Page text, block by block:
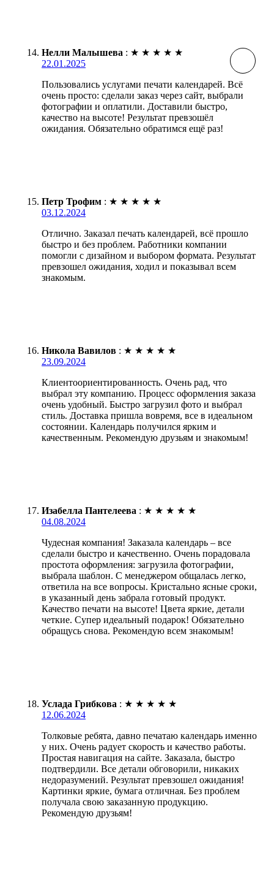
Нелли Малышева : ★ ★ ★ ★ ★
22.01.2025
Пользовались услугами печати календарей. Всё
очень просто: сделали заказ через сайт, выбрали
фотографии и оплатили. Доставили быстро,
качество на высоте! Результат превзошёл
ожидания. Обязательно обратимся ещё раз!
Петр Трофим : ★ ★ ★ ★ ★
03.12.2024
Отлично. Заказал печать календарей, всё прошло
быстро и без проблем. Работники компании
помогли с дизайном и выбором формата. Результат
превзошел ожидания, ходил и показывал всем
знакомым.
Никола Вавилов : ★ ★ ★ ★ ★
23.09.2024
Клиентоориентированность. Очень рад, что
выбрал эту компанию. Процесс оформления заказа
очень удобный. Быстро загрузил фото и выбрал
стиль. Доставка пришла вовремя, все в идеальном
состоянии. Календарь получился ярким и
качественным. Рекомендую друзьям и знакомым!
Изабелла Пантелеева : ★ ★ ★ ★ ★
04.08.2024
Чудесная компания! Заказала календарь – все
сделали быстро и качественно. Очень порадовала
простота оформления: загрузила фотографии,
выбрала шаблон. С менеджером общалась легко,
ответила на все вопросы. Кристально ясные сроки,
в указанный день забрала готовый продукт.
Качество печати на высоте! Цвета яркие, детали
четкие. Супер идеальный подарок! Обязательно
обращусь снова. Рекомендую всем знакомым!
Услада Грибкова : ★ ★ ★ ★ ★
12.06.2024
Толковые ребята, давно печатаю календарь именно
у них. Очень радует скорость и качество работы.
Простая навигация на сайте. Заказала, быстро
подтвердили. Все детали обговорили, никаких
недоразумений. Результат превзошел ожидания!
Картинки яркие, бумага отличная. Без проблем
получала свою заказанную продукцию.
Рекомендую друзьям!